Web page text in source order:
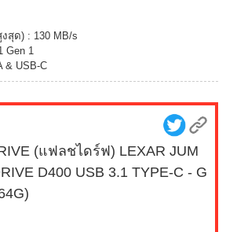
สุด) : 130 MB/s
Gen 1
& USB-C
(แฟลชไดร์ฟ) LEXAR JUM
D400 USB 3.1 TYPE-C - G